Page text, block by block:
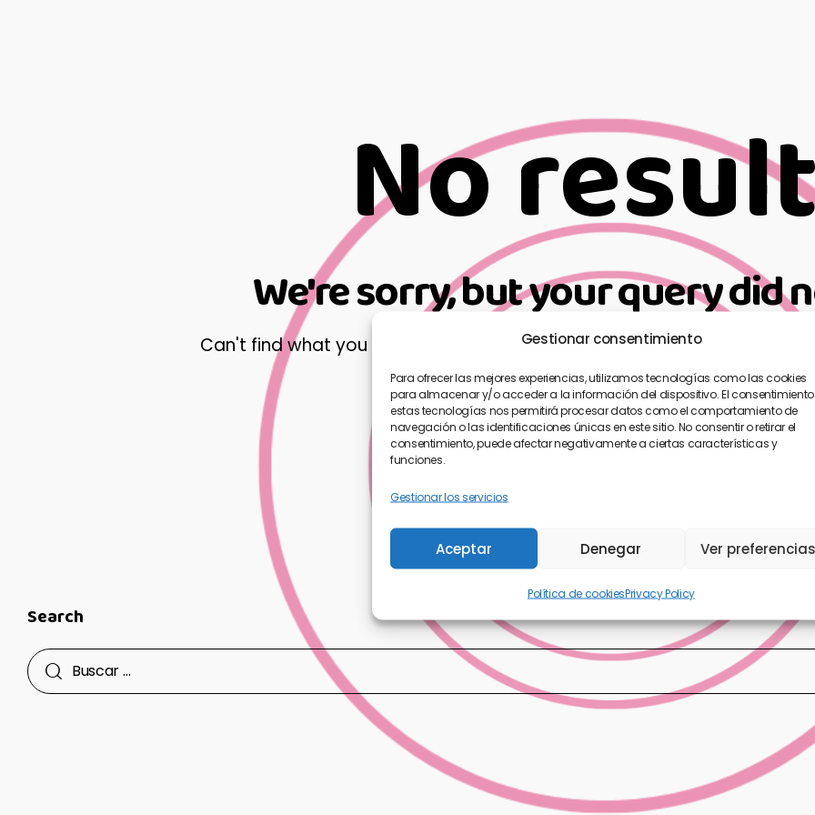
Gestionar consentimiento
Para ofrecer las mejores experiencias, utilizamos tecnologías como las cookies
para almacenar y/o acceder a la información del dispositivo. El
estas tecnologías nos permitirá procesar datos como el comportamiento de
navegación o las identificaciones únicas en este sitio. No consentir o retirar el
consentimiento, puede afectar negativamente a ciertas características y
funciones.
Gestionar los servicios
Aceptar Denegar Ver
Política de cookiesPrivacy Policy
No
We're sorry, but your query did
Can't find what you need? Take a moment and do a search below or
Search